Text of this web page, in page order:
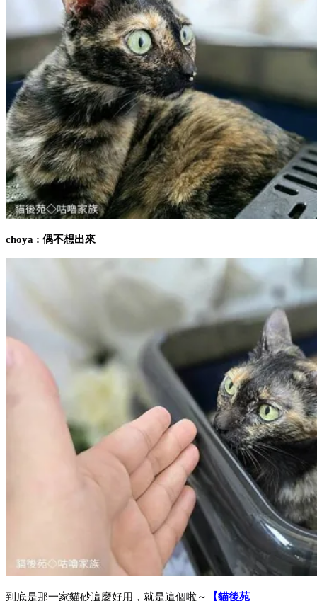
choya : 偶不想出來
到底是那一家貓砂這麼好用，就是這個啦～ 【貓後苑